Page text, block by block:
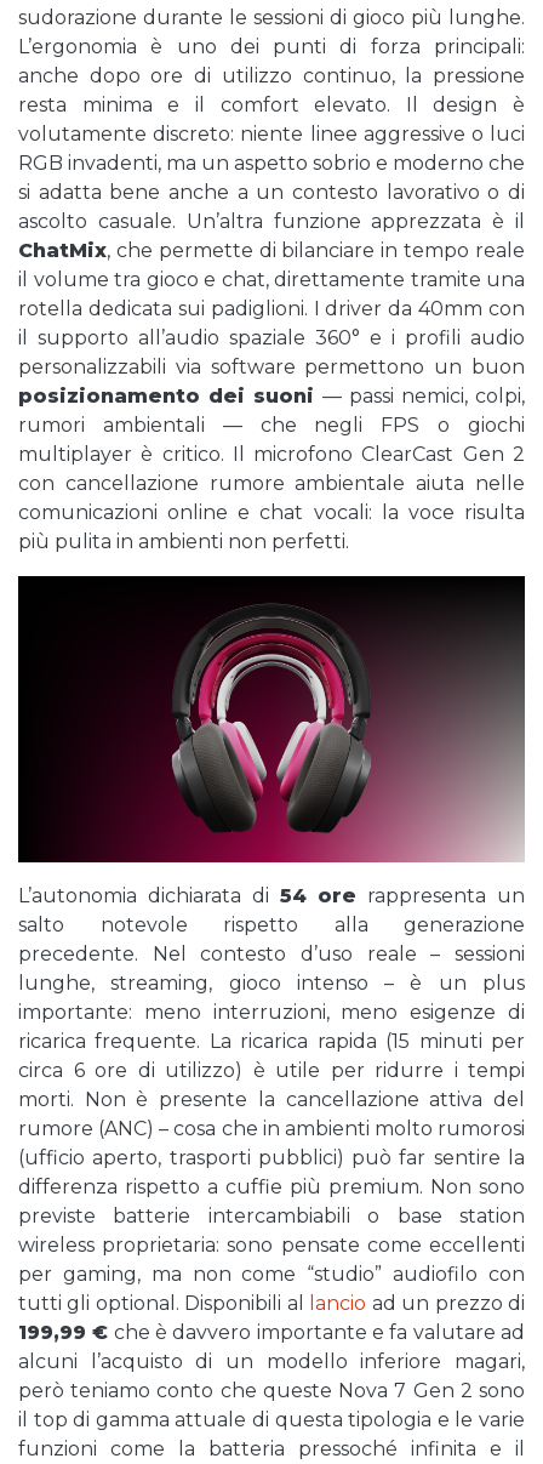
sudorazione durante le sessioni di gioco più lunghe.
L’ergonomia è uno dei punti di forza principali:
anche dopo ore di utilizzo continuo, la pressione
resta minima e il comfort elevato. Il design è
volutamente discreto: niente linee aggressive o luci
RGB invadenti, ma un aspetto sobrio e moderno che
si adatta bene anche a un contesto lavorativo o di
ascolto casuale. Un’altra funzione apprezzata è il
ChatMix, che permette di bilanciare in tempo reale
il volume tra gioco e chat, direttamente tramite una
rotella dedicata sui padiglioni. I driver da 40mm con
il supporto all’audio spaziale 360° e i profili audio
personalizzabili via software permettono un buon
posizionamento dei suoni — passi nemici, colpi,
rumori ambientali — che negli FPS o giochi
multiplayer è critico. Il microfono ClearCast Gen 2
con cancellazione rumore ambientale aiuta nelle
comunicazioni online e chat vocali: la voce risulta
più pulita in ambienti non perfetti.
L’autonomia dichiarata di 54 ore rappresenta un
salto notevole rispetto alla generazione
precedente. Nel contesto d’uso reale – sessioni
lunghe, streaming, gioco intenso – è un plus
importante: meno interruzioni, meno esigenze di
ricarica frequente. La ricarica rapida (15 minuti per
circa 6 ore di utilizzo) è utile per ridurre i tempi
morti. Non è presente la cancellazione attiva del
rumore (ANC) – cosa che in ambienti molto rumorosi
(ufficio aperto, trasporti pubblici) può far sentire la
differenza rispetto a cuffie più premium. Non sono
previste batterie intercambiabili o base station
wireless proprietaria: sono pensate come eccellenti
per gaming, ma non come “studio” audiofilo con
tutti gli optional. Disponibili al
lancio ad un prezzo di
199,99 € che è davvero importante e fa valutare ad
alcuni l’acquisto di un modello inferiore magari,
però teniamo conto che queste Nova 7 Gen 2 sono
il top di gamma attuale di questa tipologia e le varie
funzioni come la batteria pressoché infinita e il